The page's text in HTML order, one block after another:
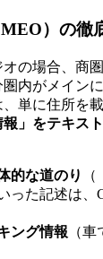
）の徹
の場合、商
内がメインに
単に住所を
報」をテキス
的な道のり
った記述は、
ング情報 （